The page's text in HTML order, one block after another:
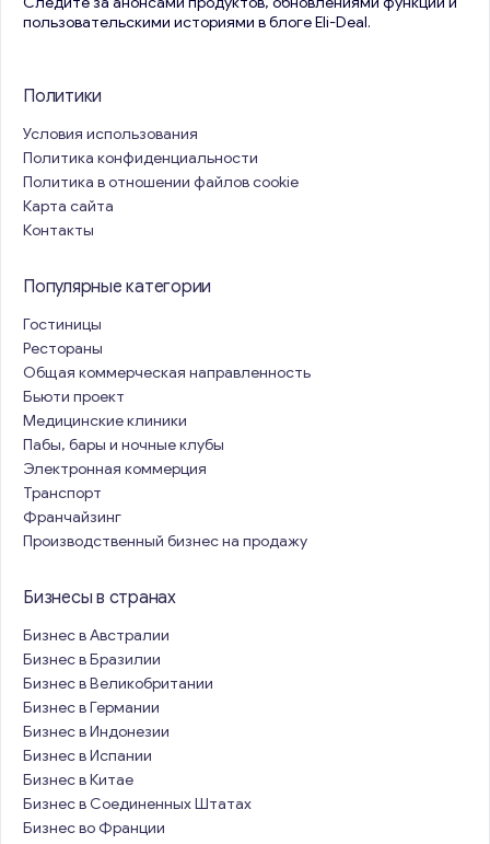
пользовательскими историями в блоге Eli-Deal.
Политики
Условия использования
Политика конфиденциальности
Политика в отношении файлов cookie
Карта сайта
Контакты
Популярные категории
Гостиницы
Рестораны
Общая коммерческая направленность
Бьюти проект
Медицинские клиники
Пабы, бары и ночные клубы
Электронная коммерция
Транспорт
Франчайзинг
Производственный бизнес на продажу
Бизнесы в странах
Бизнес в Австралии
Бизнес в Бразилии
Бизнес в Великобритании
Бизнес в Германии
Бизнес в Индонезии
Бизнес в Испании
Бизнес в Китае
Бизнес в Соединенных Штатах
Бизнес во Франции